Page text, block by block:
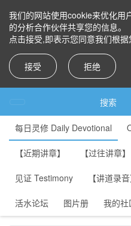
我们的网站使用cookie来优化用
的分析合作伙伴共享您的信息。
点击接受,即表示您同意我们根据
接受 拒绝
搜索
每日灵修 Daily Devotional
【近期讲章】 【过往讲章】
见证 Testimony 【讲道录音
活水论坛 图片册 我的社